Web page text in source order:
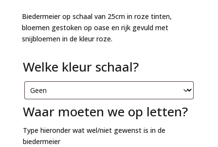
Biedermeier op schaal van 25cm in roze tinten,
bloemen gestoken op oase en rijk gevuld met
snijbloemen in de kleur roze.
Welke kleur schaal?
Waar moeten we op letten?
Type hieronder wat wel/niet gewenst is in de
biedermeier